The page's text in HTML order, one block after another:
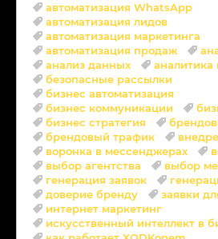
автоматизация WhatsApp
автоматизация лидов
автоматизация маркетинга
автоматизация продаж
анализ данных
аналитика
безопасные рассылки
бизнес автоматизация
бизнес коммуникации
бизнес стратегия
брендовый трафик
воронка в мессенджерах
выбор агентства
выбор
генерация заявок
доверие бренду
заявки
интернет маркетинг
искусственный интеллект в